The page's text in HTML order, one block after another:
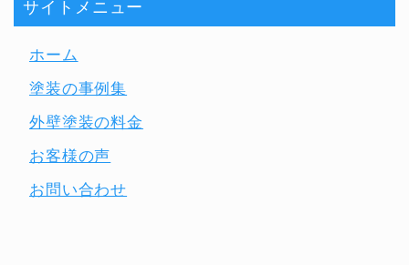
サイトメニュー
ホーム
塗装の事例集
外壁塗装の料金
お客様の声
お問い合わせ